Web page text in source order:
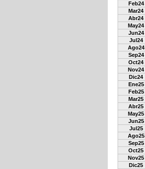
Feb24
Mar24
Abr24
May24
Jun24
Jul24
Ago24
Sep24
Oct24
Nov24
Dic24
Ene25
Feb25
Mar25
Abr25
May25
Jun25
Jul25
Ago25
Sep25
Oct25
Nov25
Dic25